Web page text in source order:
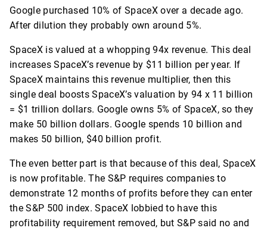
Google purchased 10% of SpaceX over a decade ago.
After dilution they probably own around 5%.
SpaceX is valued at a whopping 94x revenue. This deal
increases SpaceX’s revenue by $11 billion per year. If
SpaceX maintains this revenue multiplier, then this
single deal boosts SpaceX’s valuation by 94 x 11 billion
= $1 trillion dollars. Google owns 5% of SpaceX, so they
make 50 billion dollars. Google spends 10 billion and
makes 50 billion, $40 billion profit.
The even better part is that because of this deal, SpaceX
is now profitable. The S&P requires companies to
demonstrate 12 months of profits before they can enter
the S&P 500 index. SpaceX lobbied to have this
profitability requirement removed, but S&P said no and